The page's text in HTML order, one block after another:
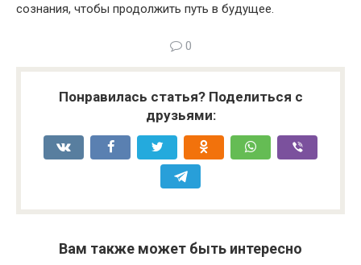
сознания, чтобы продолжить путь в будущее.
0
Понравилась статья? Поделиться с
друзьями:
Вам также может быть интересно